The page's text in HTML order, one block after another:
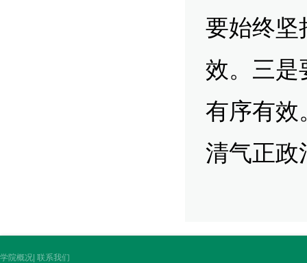
要始终坚
效。三是
有序有效
清气正政
学院概况 联系我们